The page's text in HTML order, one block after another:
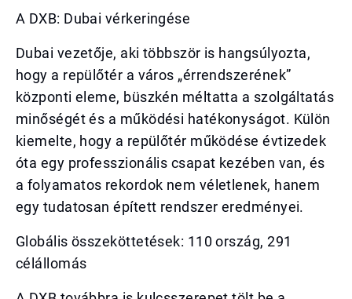
A DXB: Dubai vérkeringése
Dubai vezetője, aki többször is hangsúlyozta,
hogy a repülőtér a város „érrendszerének”
központi eleme, büszkén méltatta a szolgáltatás
minőségét és a működési hatékonyságot. Külön
kiemelte, hogy a repülőtér működése évtizedek
óta egy professzionális csapat kezében van, és
a folyamatos rekordok nem véletlenek, hanem
egy tudatosan épített rendszer eredményei.
Globális összeköttetések: 110 ország, 291
célállomás